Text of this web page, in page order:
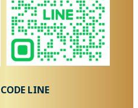
LINE